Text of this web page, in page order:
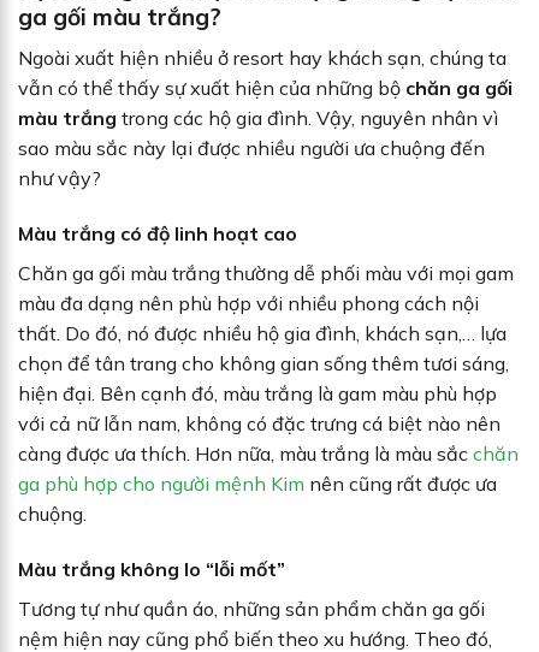
ga gối màu trắng?
Ngoài xuất hiện nhiều ở resort hay khách sạn, chúng ta
vẫn có thể thấy sự xuất hiện của những bộ chăn ga gối
màu trắng trong các hộ gia đình. Vậy, nguyên nhân vì
sao màu sắc này lại được nhiều người ưa chuộng đến
như vậy?
Màu trắng có độ linh hoạt cao
Chăn ga gối màu trắng thường dễ phối màu với mọi gam
màu đa dạng nên phù hợp với nhiều phong cách nội
thất. Do đó, nó được nhiều hộ gia đình, khách sạn,… lựa
chọn để tân trang cho không gian sống thêm tươi sáng,
hiện đại. Bên cạnh đó, màu trắng là gam màu phù hợp
với cả nữ lẫn nam, không có đặc trưng cá biệt nào nên
càng được ưa thích. Hơn nữa, màu trắng là màu sắc chăn
ga phù hợp cho người mệnh Kim nên cũng rất được ưa
chuộng.
Màu trắng không lo “lỗi mốt”
Tương tự như quần áo, những sản phẩm chăn ga gối
nệm hiện nay cũng phổ biến theo xu hướng. Theo đó,